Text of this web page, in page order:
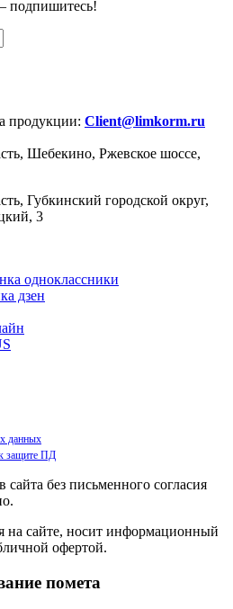
подпишитесь!
продукции: Client@limkorm.ru
Шебекино, Ржевское шоссе,
Губкинский городской округ,
3
данных
защите ПД
без письменного согласия
на сайте, носит информационный
офертой.
помета